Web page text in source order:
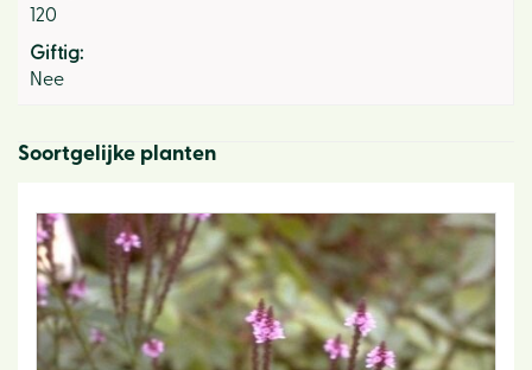
120
Giftig:
Nee
Soortgelijke planten